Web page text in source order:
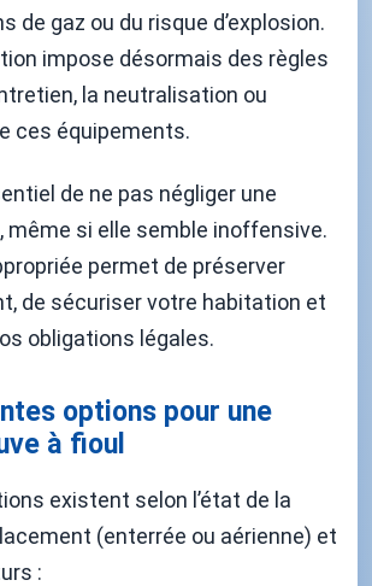
de gaz ou du risque d’explosion.
impose désormais des règles
la neutralisation ou
ces équipements.
de ne pas négliger une
même si elle semble inoffensive.
permet de préserver
de sécuriser votre habitation et
obligations légales.
options pour une
à fioul
existent selon l’état de la
(enterrée ou aérienne) et
: